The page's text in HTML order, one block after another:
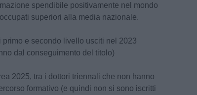
spendibile positivamente nel mondo
superiori alla media nazionale.
primo e secondo livello usciti nel 2023
dal conseguimento del titolo)
2025, tra i dottori triennali che non hanno
formativo (e quindi non si sono iscritti